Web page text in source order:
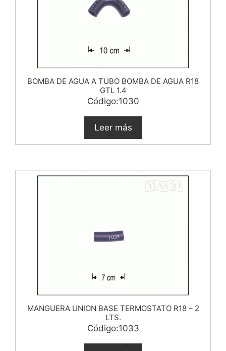
BOMBA DE AGUA A TUBO BOMBA DE AGUA R18
GTL 1.4
Código:1030
Leer más
MANGUERA UNION BASE TERMOSTATO R18 – 2
LTS.
Código:1033